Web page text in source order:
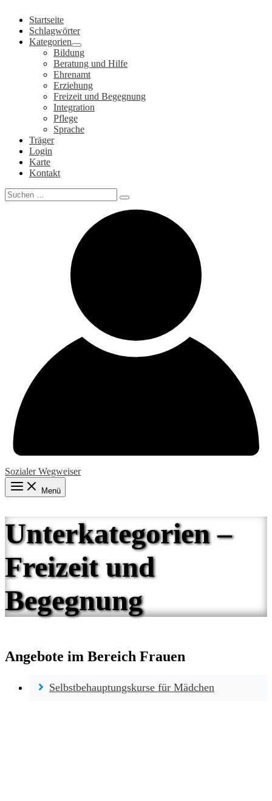
Inhalt
springen
Startseite
Schlagwörter
Kategorien
Bildung
Beratung und Hilfe
Ehrenamt
Erziehung
Freizeit und Begegnung
Integration
Pflege
Sprache
Träger
Login
Karte
Kontakt
Search
for:
Sozialer Wegweiser
Menü
Unterkategorien –
Freizeit und
Begegnung
Angebote im Bereich Frauen
Selbstbehauptungskurse für Mädchen